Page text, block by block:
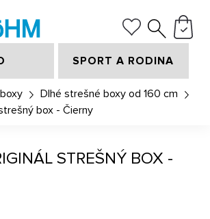
SPORT A RODINA
Dlhé strešné boxy od 160 cm
box - Čierny
STREŠNÝ BOX -